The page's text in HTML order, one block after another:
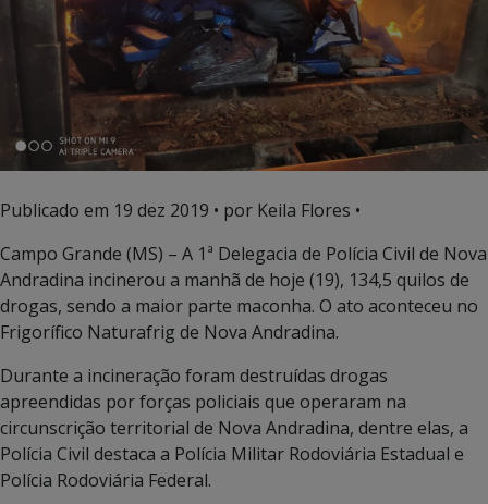
Publicado em 19 dez 2019 • por Keila Flores •
Campo Grande (MS) – A 1ª Delegacia de Polícia Civil de Nova
Andradina incinerou a manhã de hoje (19), 134,5 quilos de
drogas, sendo a maior parte maconha. O ato aconteceu no
Frigorífico Naturafrig de Nova Andradina.
Durante a incineração foram destruídas drogas
apreendidas por forças policiais que operaram na
circunscrição territorial de Nova Andradina, dentre elas, a
Polícia Civil destaca a Polícia Militar Rodoviária Estadual e
Polícia Rodoviária Federal.